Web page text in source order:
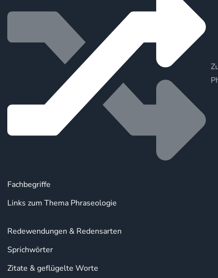
Fachbegriffe
Links zum Thema Phraseologie
Redewendungen & Redensarten
Sprichwörter
Zitate & geflügelte Worte